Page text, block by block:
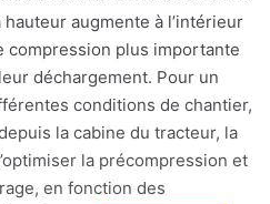
augmente à l’intérieur
compression plus importante
déchargement. Pour un
conditions de chantier,
la cabine du tracteur, la
la précompression et
en fonction des